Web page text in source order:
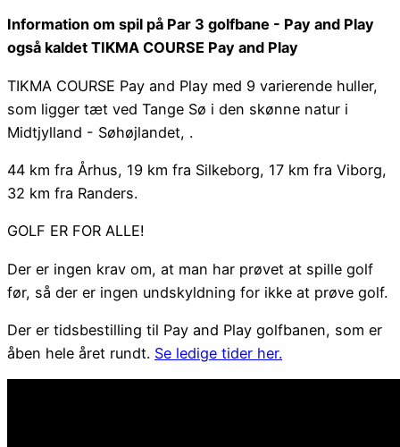
Information om spil på Par 3 golfbane - Pay and Play
også kaldet TIKMA COURSE Pay and Play
TIKMA COURSE Pay and Play med 9 varierende huller,
som ligger tæt ved Tange Sø i den skønne natur i
Midtjylland - Søhøjlandet, .
44 km fra Århus, 19 km fra Silkeborg, 17 km fra Viborg,
32 km fra Randers.
GOLF ER FOR ALLE!
Der er ingen krav om, at man har prøvet at spille golf
før, så der er ingen undskyldning for ikke at prøve golf.
Der er tidsbestilling til Pay and Play golfbanen, som er
åben hele året rundt. Se ledige tider her.